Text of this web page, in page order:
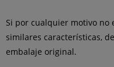
Si por cualquier motivo no
similares características,
embalaje original.